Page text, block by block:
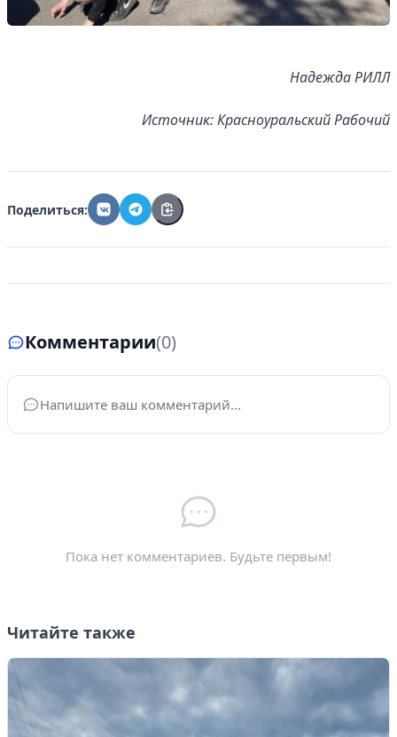
Надежда РИЛЛ
Источник: Красноуральский Рабочий
Поделиться:
Комментарии(0)
Ваше имя*
Пока нет комментариев. Будьте первым!
Читайте также